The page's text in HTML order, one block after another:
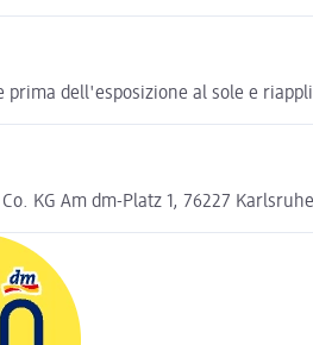
prima dell'esposizione al sole e
KG Am dm-Platz 1, 76227